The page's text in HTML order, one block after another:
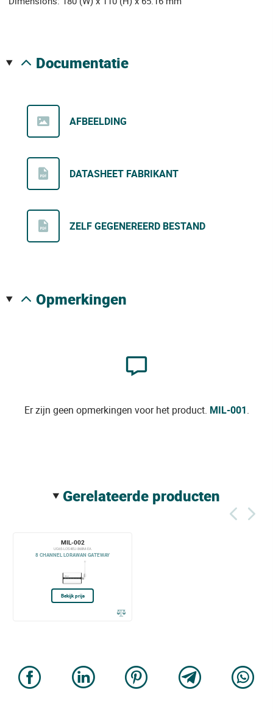
documentatie
AFBEELDING
DATASHEET FABRIKANT
ZELF GEGENEREERD BESTAND
opmerkingen
Er zijn geen opmerkingen voor het product. MIL-001.
gerelateerde producten
MIL-002
UG65-LOS4EU-868M-EA
8 CHANNEL LORAWAN GATEWAY
Bekijk prijs